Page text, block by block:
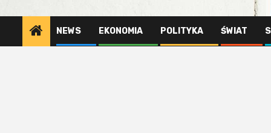
NEWS EKONOMIA POLITYKA ŚWIAT